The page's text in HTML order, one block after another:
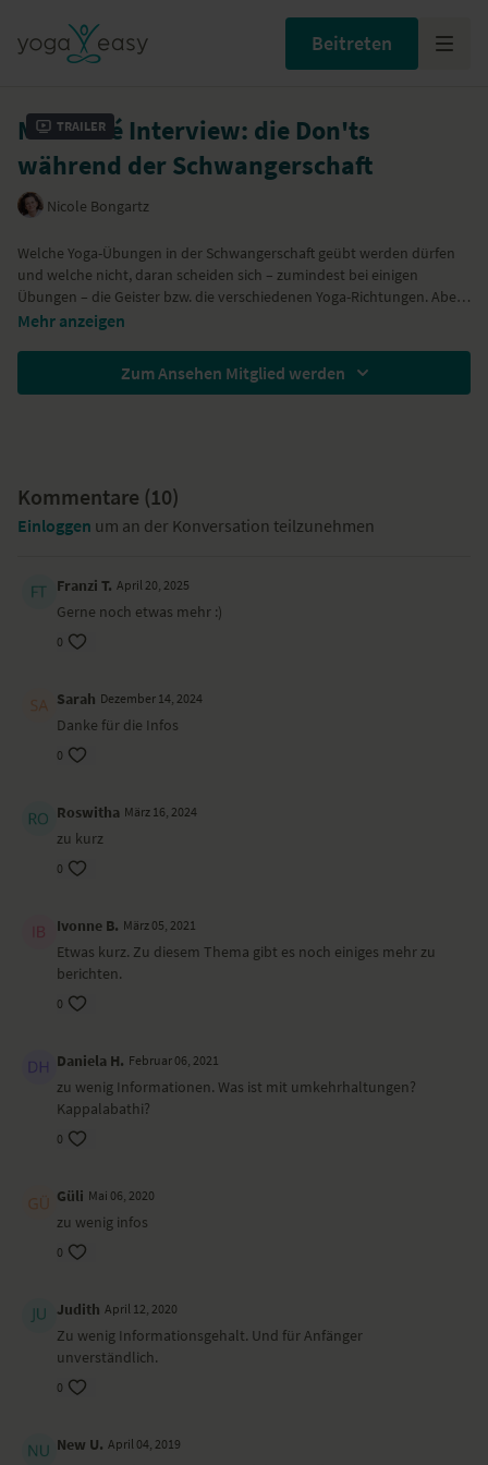
Beitreten
Trailer
Mamasté Interview: die Don'ts
während der Schwangerschaft
Nicole Bongartz
Welche Yoga-Übungen in der Schwangerschaft geübt werden dürfen
und welche nicht, daran scheiden sich – zumindest bei einigen
Übungen – die Geister bzw. die verschiedenen Yoga-Richtungen. Aber
bei einigen Asanas sind sich die verschiedenen Stilrichtungen einig.
lange Atempausen nicht empfehlenswert. Insbesondere wenn dabei
nichts anrichten, und auch der sanfte Aufbau von Stabilität mit einem
gemäßigten Beckenbodentraining kann nicht schaden. Andere
hingegen schwören auf loslassen, loslassen, loslassen. In diesem Fall
wirklich gut anfühlen.
Mehr anzeigen
Zum Ansehen Mitglied werden
Kommentare (10)
Einloggen um an der Konversation teilzunehmen
Franzi T. April 20, 2025
Gerne noch etwas mehr :)
0
Sarah Dezember 14, 2024
Danke für die Infos
0
Roswitha März 16, 2024
zu kurz
0
Ivonne B. März 05, 2021
Etwas kurz. Zu diesem Thema gibt es noch einiges mehr zu
berichten.
0
Daniela H. Februar 06, 2021
zu wenig Informationen. Was ist mit umkehrhaltungen?
Kappalabathi?
0
Güli Mai 06, 2020
zu wenig infos
0
Judith April 12, 2020
Zu wenig Informationsgehalt. Und für Anfänger
unverständlich.
0
New U. April 04, 2019